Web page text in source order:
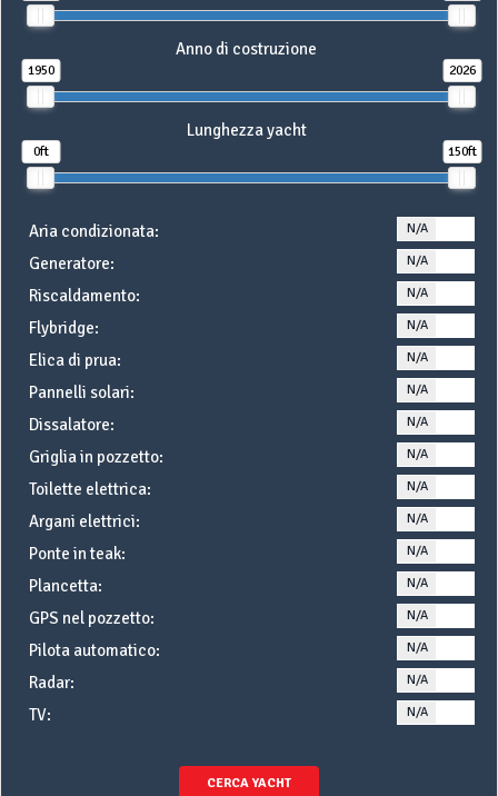
Anno di costruzione
1950 2026
Lunghezza yacht
0ft 150ft
Aria condizionata: N/A
Generatore: N/A
Riscaldamento: N/A
Flybridge: N/A
Elica di prua: N/A
Pannelli solari: N/A
Dissalatore: N/A
Griglia in pozzetto: N/A
Toilette elettrica: N/A
Argani elettrici: N/A
Ponte in teak: N/A
Plancetta: N/A
GPS nel pozzetto: N/A
Pilota automatico: N/A
Radar: N/A
TV: N/A
CERCA YACHT